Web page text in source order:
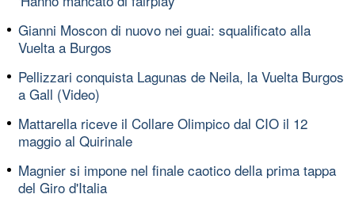
Gianni Moscon di nuovo nei guai: squalificato alla
Vuelta a Burgos
Pellizzari conquista Lagunas de Neila, la Vuelta Burgos
a Gall (Video)
Mattarella riceve il Collare Olimpico dal CIO il 12
maggio al Quirinale
Magnier si impone nel finale caotico della prima tappa
del Giro d'Italia